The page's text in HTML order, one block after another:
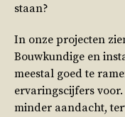
staan?
In onze projecten
Bouwkundige en
meestal goed te
ervaringscijfers
minder aandacht,